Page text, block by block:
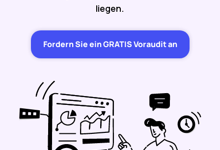
liegen.
Fordern Sie ein GRATIS Voraudit an